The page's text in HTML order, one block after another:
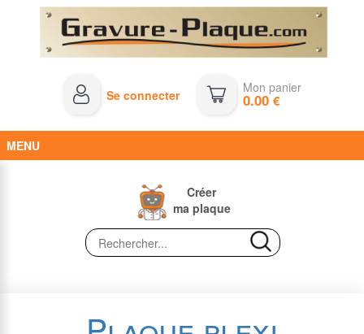
Se connecter Mon panier
0.00€
MENU
Créer
ma plaque